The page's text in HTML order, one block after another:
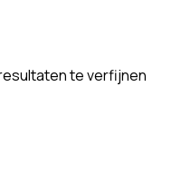
te verfijnen